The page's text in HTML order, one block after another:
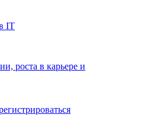
IT
роста в карьере и